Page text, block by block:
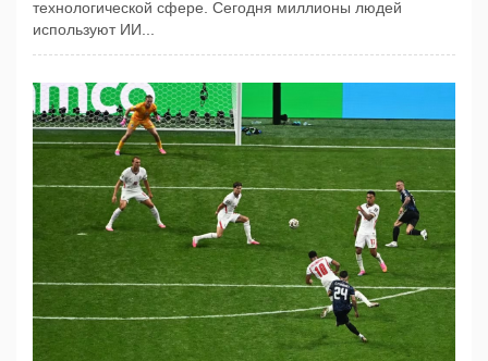
технологической сфере. Сегодня миллионы людей
используют ИИ...